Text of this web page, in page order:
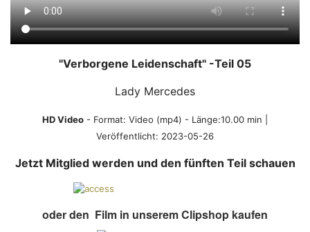
"Verborgene Leidenschaft" -Teil 05
Lady Mercedes
HD Video - Format: Video (mp4) - Länge:10.00 min |
Veröffentlicht: 2023-05-26
Jetzt Mitglied werden und den fünften Teil schauen
oder den Film in unserem Clipshop kaufen